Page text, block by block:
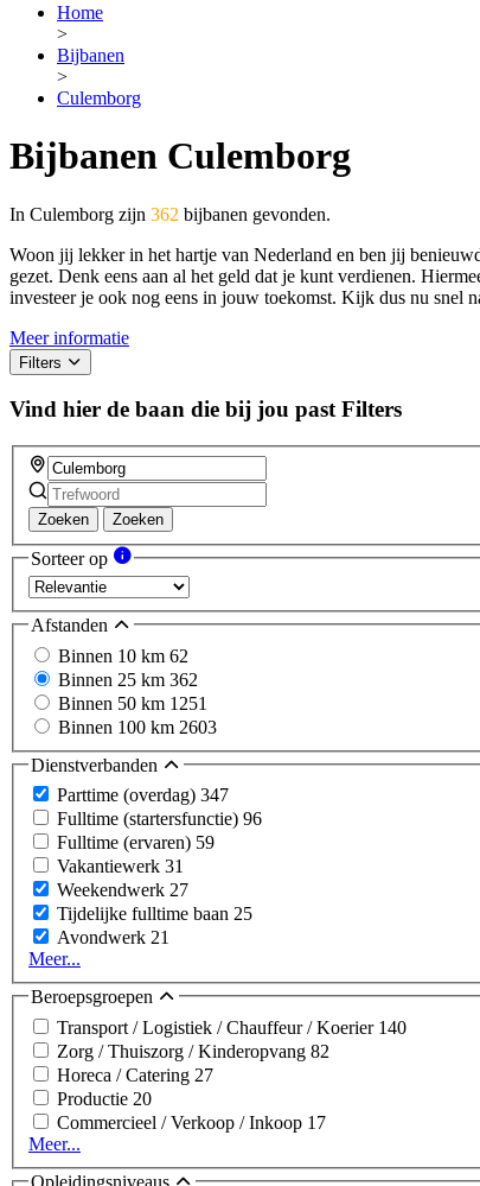
Home
>
Bijbanen
>
Culemborg
Bijbanen Culemborg
In Culemborg zijn 362 bijbanen gevonden.
Woon jij lekker in het hartje van Nederland en ben jij
gezet. Denk eens aan al het geld dat je kunt verdienen.
investeer je ook nog eens in jouw toekomst. Kijk dus nu snel
Meer informatie
Filters
Vind hier de baan die bij jou past Filters
Zoeken Zoeken
Sorteer op
Afstanden
Binnen 10 km 62
Binnen 25 km 362
Binnen 50 km 1251
Binnen 100 km 2603
Dienstverbanden
Parttime (overdag) 347
Fulltime (startersfunctie) 96
Fulltime (ervaren) 59
Vakantiewerk 31
Weekendwerk 27
Tijdelijke fulltime baan 25
Avondwerk 21
Meer...
Beroepsgroepen
Transport / Logistiek / Chauffeur / Koerier 140
Zorg / Thuiszorg / Kinderopvang 82
Horeca / Catering 27
Productie 20
Commercieel / Verkoop / Inkoop 17
Meer...
Opleidingsniveaus